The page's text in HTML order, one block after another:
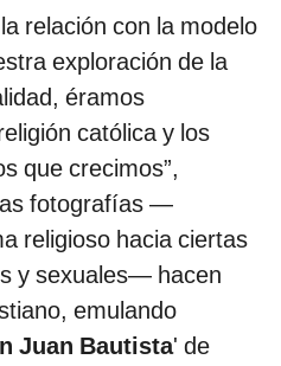
relación con la modelo
exploración de la
éramos
católica y los
que crecimos”,
fotografías —
religioso hacia ciertas
y sexuales— hacen
emulando
Juan Bautista' de